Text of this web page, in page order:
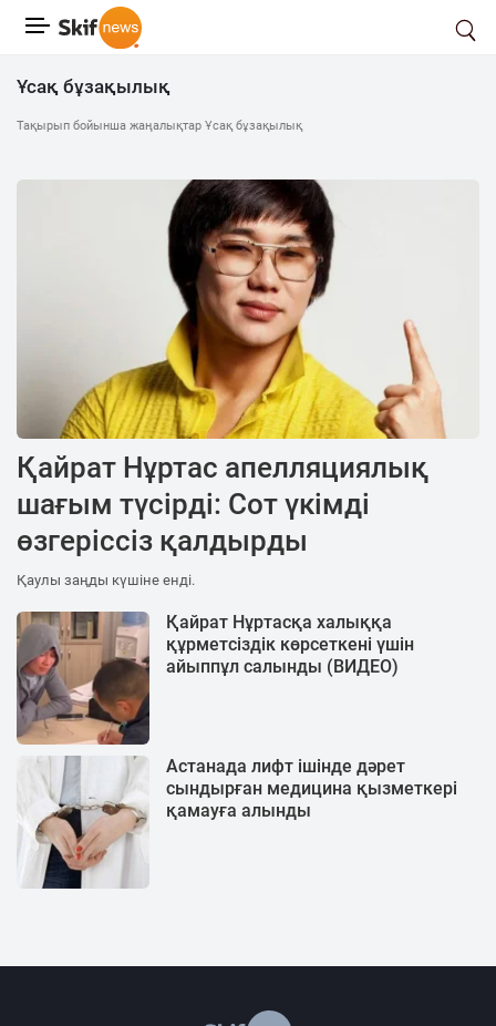
Ұсақ бұзақылық
Тақырып бойынша жаңалықтар Ұсақ бұзақылық
Қайрат Нұртас апелляциялық
шағым түсірді: Сот үкімді
өзгеріссіз қалдырды
Қаулы заңды күшіне енді.
Қайрат Нұртасқа халыққа
құрметсіздік көрсеткені үшін
айыппұл салынды (ВИДЕО)
Астанада лифт ішінде дәрет
сындырған медицина қызметкері
қамауға алынды